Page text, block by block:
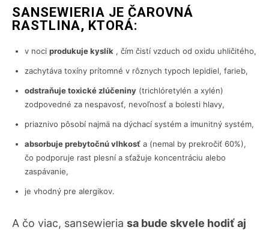
SANSEWIERIA JE ČAROVNÁ
RASTLINA, KTORÁ:
v noci produkuje kyslík , čím čistí vzduch od oxidu uhličitého,
zachytáva toxíny prítomné v rôznych typoch lepidiel, farieb,
odstraňuje toxické zlúčeniny (trichlóretylén a xylén)
zodpovedné za nespavosť, nevoľnosť a bolesti hlavy,
priaznivo pôsobí najmä na dýchací systém a imunitný systém,
absorbuje prebytočnú vlhkosť a (nemal by prekročiť 60%),
čo podporuje rast plesní a sťažuje koncentráciu alebo
zaspávanie,
je vhodný pre alergikov.
A čo viac, sansewieria sa bude skvele hodiť aj